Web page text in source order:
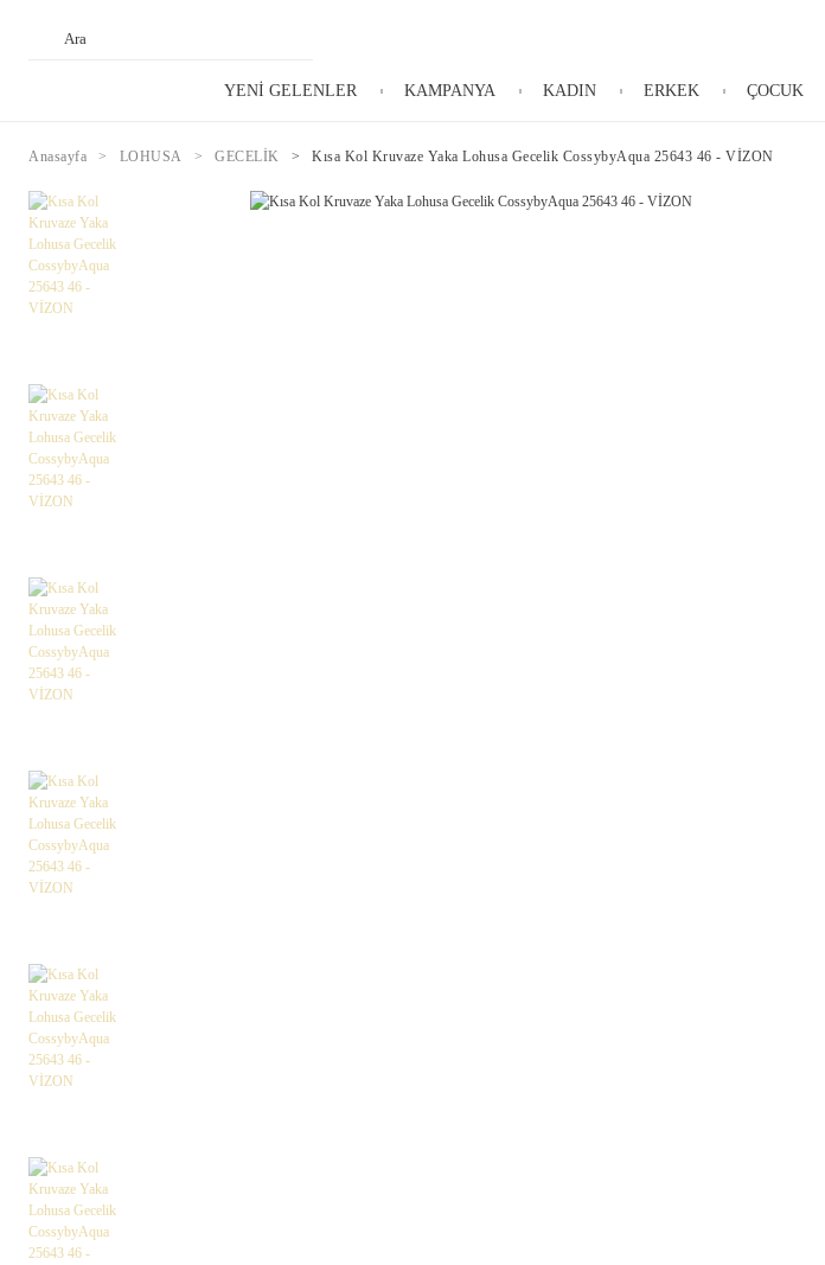
YENİ GELENLER KAMPANYA KADIN ERKEK ÇOCUK
Anasayfa LOHUSA GECELİK Kısa Kol Kruvaze Yaka Lohusa Gecelik CossybyAqua 25643 46 - VİZON